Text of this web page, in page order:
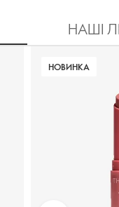
НАШІ
НОВИНКА